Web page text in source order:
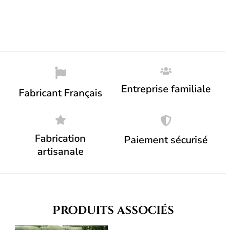
Fabricant Français Entreprise familiale
Fabrication
artisanale
Paiement sécurisé
Produits associés